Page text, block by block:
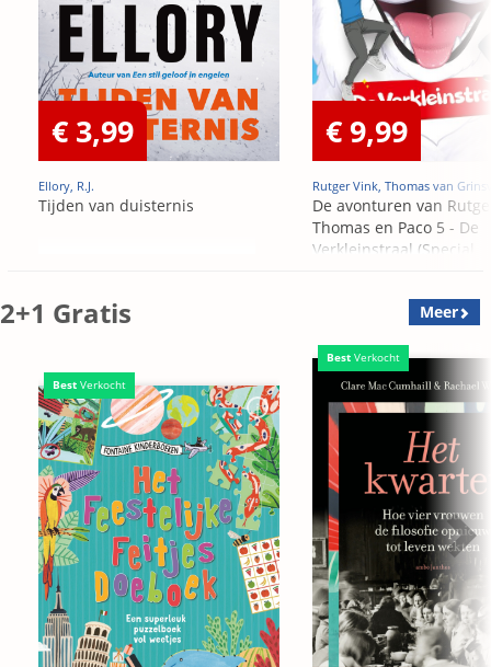
€ 3,99
Ellory, R.J.
Tijden van duisternis
€ 9,99
Rutger Vink, Thomas van
De avonturen van
Thomas en Paco 5 - De
Verkleinstraal (Special
2+1 Gratis Meer
Best Verkocht
Best Verkocht